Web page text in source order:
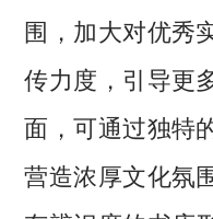
围，加大对优秀
传力度，引导更
面，可通过独特
营造浓厚文化氛